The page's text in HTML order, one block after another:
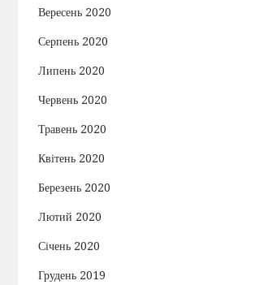
Вересень 2020
Серпень 2020
Липень 2020
Червень 2020
Травень 2020
Квітень 2020
Березень 2020
Лютий 2020
Січень 2020
Грудень 2019